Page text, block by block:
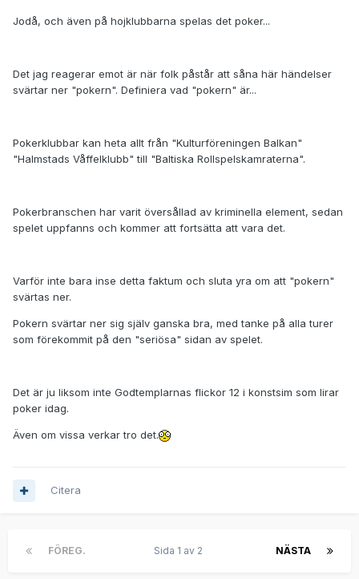
Jodå, och även på hojklubbarna spelas det poker...
Det jag reagerar emot är när folk påstår att såna här händelser
svärtar ner "pokern". Definiera vad "pokern" är...
Pokerklubbar kan heta allt från "Kulturföreningen Balkan"
"Halmstads Våffelklubb" till "Baltiska Rollspelskamraterna".
Pokerbranschen har varit översållad av kriminella element, sedan
spelet uppfanns och kommer att fortsätta att vara det.
Varför inte bara inse detta faktum och sluta yra om att "pokern"
svärtas ner.
Pokern svärtar ner sig själv ganska bra, med tanke på alla turer
som förekommit på den "seriösa" sidan av spelet.
Det är ju liksom inte Godtemplarnas flickor 12 i konstsim som lirar
poker idag.
Även om vissa verkar tro det.
Citera
FÖREG. NÄSTA
Sida 1 av 2